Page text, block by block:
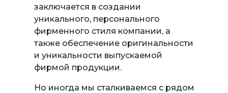
заключается в создании
уникального, персонального
фирменного стиля компании, а
также обеспечение оригинальности
и уникальности выпускаемой
фирмой продукции.
Но иногда мы сталкиваемся с рядом